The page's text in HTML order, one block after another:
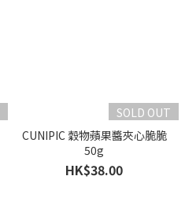
SOLD OUT
CUNIPIC 穀物蘋果醬夾心脆脆
50g
HK$38.00